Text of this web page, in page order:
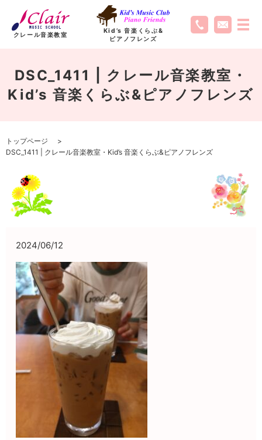
クレール音楽教室
Kid’s 音楽くらぶ&
ピアノフレンズ
DSC_1411 | クレール音楽教室・
Kid’s 音楽くらぶ&ピアノフレンズ
トップページ
DSC_1411 | クレール音楽教室・Kid’s 音楽くらぶ&ピアノフレンズ
2024/06/12